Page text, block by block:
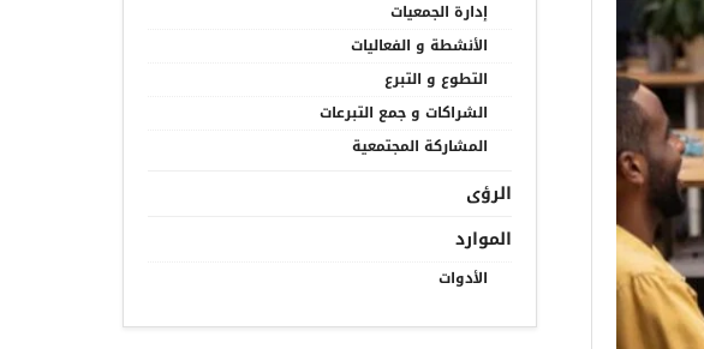
إدارة الجمعيات
الأنشطة و الفعاليات
التطوع و التبرع
الشراكات و جمع التبرعات
المشاركة المجتمعية
الرؤى
الموارد
الأدوات